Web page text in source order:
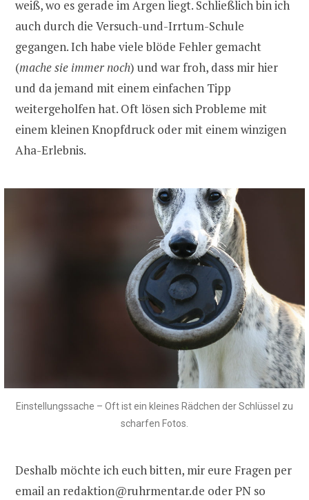
weiß, wo es gerade im Argen liegt. Schließlich bin ich
auch durch die Versuch-und-Irrtum-Schule
gegangen. Ich habe viele blöde Fehler gemacht
(mache sie immer noch) und war froh, dass mir hier
und da jemand mit einem einfachen Tipp
weitergeholfen hat. Oft lösen sich Probleme mit
einem kleinen Knopfdruck oder mit einem winzigen
Aha-Erlebnis.
Einstellungssache – Oft ist ein kleines Rädchen der Schlüssel zu
scharfen Fotos.
Deshalb möchte ich euch bitten, mir eure Fragen per
email an redaktion@ruhrmentar.de oder PN so